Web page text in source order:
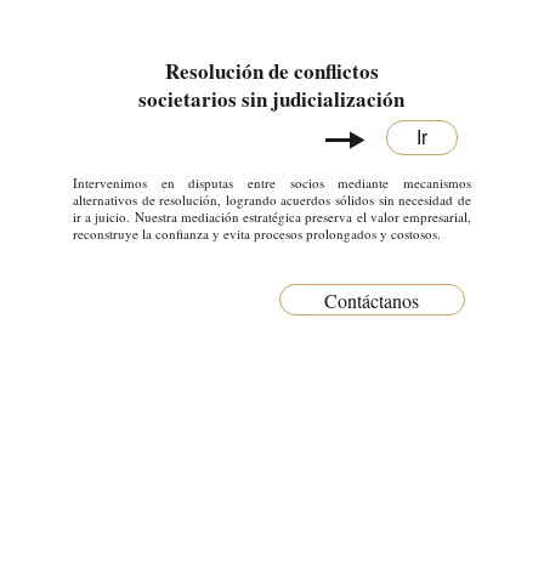
Resolución de conflictos
societarios sin judicialización
Intervenimos en disputas entre socios mediante mecanismos
alternativos de resolución, logrando acuerdos sólidos sin necesidad de
ir a juicio. Nuestra mediación estratégica preserva el valor empresarial,
reconstruye la confianza y evita procesos prolongados y costosos.
Contáctanos
Ir